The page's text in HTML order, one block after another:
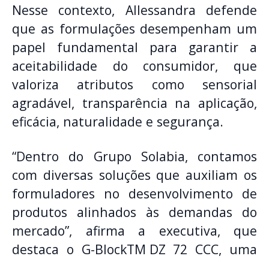
Nesse contexto, Allessandra defende
que as formulações desempenham um
papel fundamental para garantir a
aceitabilidade do consumidor, que
valoriza atributos como sensorial
agradável, transparência na aplicação,
eficácia, naturalidade e segurança.
“Dentro do Grupo Solabia, contamos
com diversas soluções que auxiliam os
formuladores no desenvolvimento de
produtos alinhados às demandas do
mercado”, afirma a executiva, que
destaca o G-BlockTM DZ 72 CCC, uma